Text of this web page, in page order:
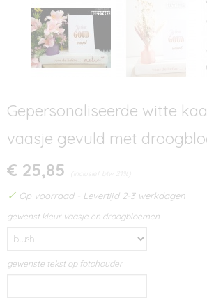
Gepersonaliseerde witte
vaasje gevuld met
€ 25,85 (inclusief btw 21%)
✓ Op voorraad - Levertijd 2-3 werkdagen
gewenst kleur vaasje en droogbloemen
gewenste tekst op fotohouder